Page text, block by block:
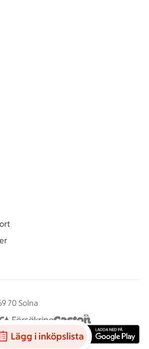
Lägg i inköpslista
70 Solna